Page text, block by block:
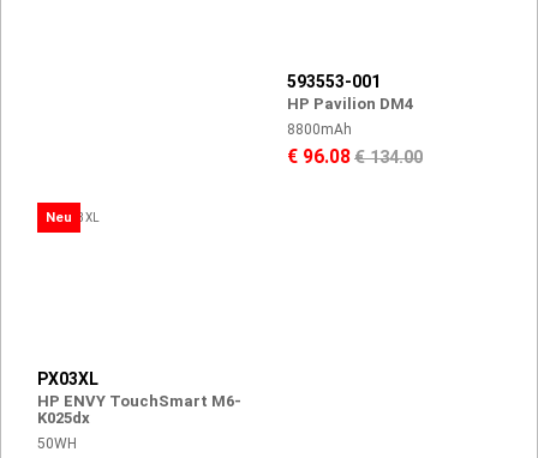
593553-001
HP Pavilion DM4
8800mAh
€ 96.08€ 134.00
Neu
PX03XL
HP ENVY TouchSmart M6-
K025dx
50WH